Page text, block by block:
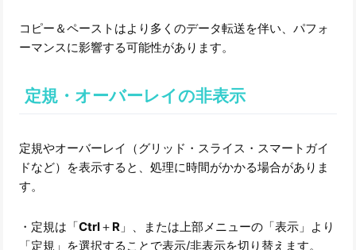
コピー＆ペーストはより多くのデータ転送を伴い、パフォ
ーマンスに影響する可能性があります。
定規・オーバーレイの非表示
定規やオーバーレイ（グリッド・スライス・スマートガイ
ドなど）を表示すると、処理に時間がかかる場合がありま
す。
・定規は「Ctrl＋ R 」、または上部メニューの「表示」より
「定規」を選択することで表示/非表示を切り替えます。